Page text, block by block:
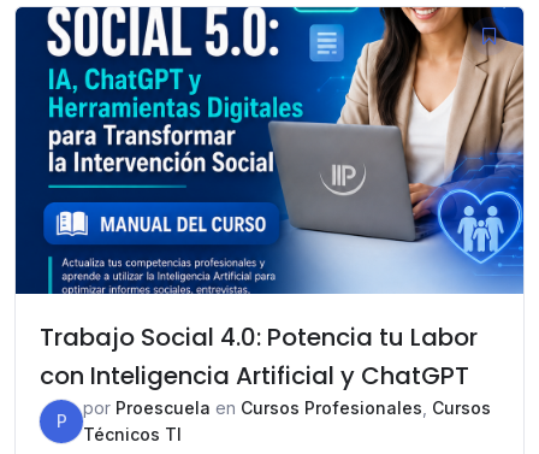
era:
S/ 220.00.
es:
S/ 150.00.
Trabajo Social 4.0: Potencia tu Labor
con Inteligencia Artificial y ChatGPT
P
por Proescuela en Cursos Profesionales Cursos
Técnicos TI